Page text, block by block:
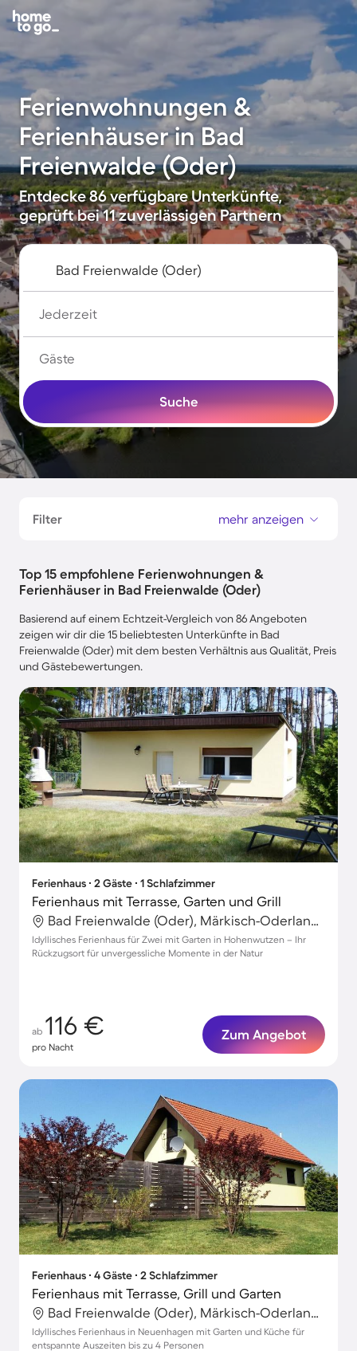
Ferienwohnungen &
Ferienhäuser in Bad
Freienwalde (Oder)
Entdecke 86 verfügbare Unterkünfte,
geprüft bei 11 zuverlässigen Partnern
Jederzeit
Gäste
Suche
Filter mehr anzeigen
Top 15 empfohlene Ferienwohnungen &
Ferienhäuser in Bad Freienwalde (Oder)
Basierend auf einem Echtzeit-Vergleich von 86 Angeboten
zeigen wir dir die 15 beliebtesten Unterkünfte in Bad
Freienwalde (Oder) mit dem besten Verhältnis aus Qualität, Preis
und Gästebewertungen.
Ferienhaus ∙ 2 Gäste ∙ 1 Schlafzimmer
Ferienhaus mit Terrasse, Garten und Grill
Bad Freienwalde (Oder), Märkisch-Oderland, Deutschland
Idyllisches Ferienhaus für Zwei mit Garten in Hohenwutzen – Ihr
Rückzugsort für unvergessliche Momente in der Natur
ab 116 €
pro Nacht
Zum Angebot
Ferienhaus ∙ 4 Gäste ∙ 2 Schlafzimmer
Ferienhaus mit Terrasse, Grill und Garten
Bad Freienwalde (Oder), Märkisch-Oderland, Deutschland
Idyllisches Ferienhaus in Neuenhagen mit Garten und Küche für
entspannte Auszeiten bis zu 4 Personen